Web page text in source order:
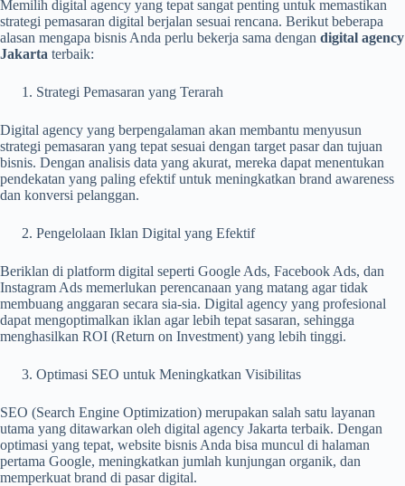
Memilih digital agency yang tepat sangat penting untuk memastikan
strategi pemasaran digital berjalan sesuai rencana. Berikut beberapa
alasan mengapa bisnis Anda perlu bekerja sama dengan digital agency
Jakarta terbaik:
Strategi Pemasaran yang Terarah
Digital agency yang berpengalaman akan membantu menyusun
strategi pemasaran yang tepat sesuai dengan target pasar dan tujuan
bisnis. Dengan analisis data yang akurat, mereka dapat menentukan
pendekatan yang paling efektif untuk meningkatkan brand awareness
dan konversi pelanggan.
Pengelolaan Iklan Digital yang Efektif
Beriklan di platform digital seperti Google Ads, Facebook Ads, dan
Instagram Ads memerlukan perencanaan yang matang agar tidak
membuang anggaran secara sia-sia. Digital agency yang profesional
dapat mengoptimalkan iklan agar lebih tepat sasaran, sehingga
menghasilkan ROI (Return on Investment) yang lebih tinggi.
Optimasi SEO untuk Meningkatkan Visibilitas
SEO (Search Engine Optimization) merupakan salah satu layanan
utama yang ditawarkan oleh digital agency Jakarta terbaik. Dengan
optimasi yang tepat, website bisnis Anda bisa muncul di halaman
pertama Google, meningkatkan jumlah kunjungan organik, dan
memperkuat brand di pasar digital.